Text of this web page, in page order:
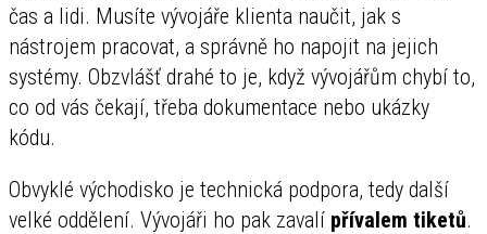
čas a lidi. Musíte vývojáře klienta naučit, jak s
nástrojem pracovat, a správně ho napojit na jejich
systémy. Obzvlášť drahé to je, když vývojářům chybí to,
co od vás čekají, třeba dokumentace nebo ukázky
kódu.
Obvyklé východisko je technická podpora, tedy další
velké oddělení. Vývojáři ho pak zavalí přívalem tiketů.